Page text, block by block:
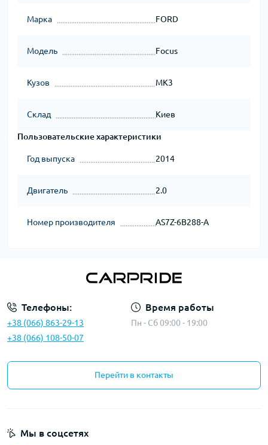
Марка FORD
Модель Focus
Кузов MK3
Склад Киев
Пользовательские характеристики
Год выпуска 2014
Двигатель 2.0
Номер производителя AS7Z-6B288-A
Телефоны:
+38 (066) 863-29-13
+38 (066) 108-50-07
Время работы
Пн - Сб 09:00 - 19:00
Перейти в контакты
Мы в соцсетях